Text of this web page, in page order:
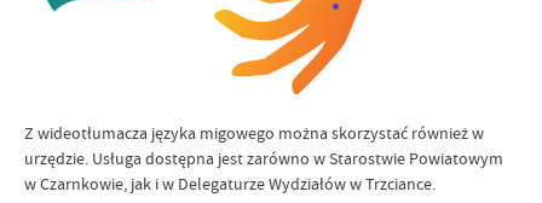
Z wideotłumacza języka migowego można skorzystać również w
urzędzie. Usługa dostępna jest zarówno w Starostwie Powiatowym
w Czarnkowie, jak i w Delegaturze Wydziałów w Trzciance.